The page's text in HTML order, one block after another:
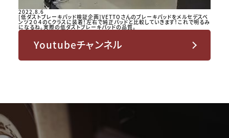
2022.8.6
[低ダストブレーキパッド検証企画]VETTOさんのブレーキパッドをメルセデスベ
ンツ２０４のCクラスに装着！左右で純正パッドと比較していきます！これで明るみ
になるね。実際の低ダストブレーキパッドの品質。
Youtubeチャンネル